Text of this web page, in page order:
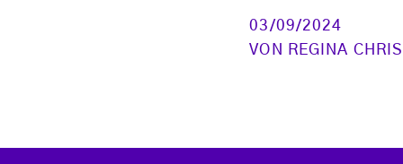
03/09/2024
VON
REGINA